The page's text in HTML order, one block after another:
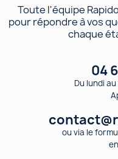
Toute l'équipe
pour répondre à vos
chaque
04
Du lundi
ou via le